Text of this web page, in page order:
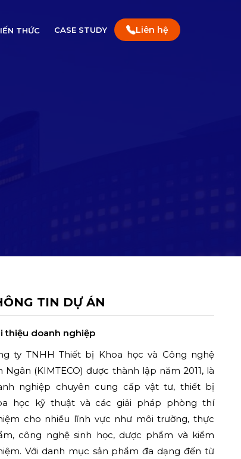
THỨC CASE STUDY Liên hệ
TIN DỰ ÁN
thiệu doanh nghiệp
ty TNHH Thiết bị Khoa học và Công nghệ
Ngân (KIMTECO) được thành lập năm 2011, là
nghiệp chuyên cung cấp vật tư, thiết bị
học kỹ thuật và các giải pháp phòng thí
cho nhiều lĩnh vực như môi trường, thực
công nghệ sinh học, dược phẩm và kiểm
Với danh mục sản phẩm đa dạng đến từ